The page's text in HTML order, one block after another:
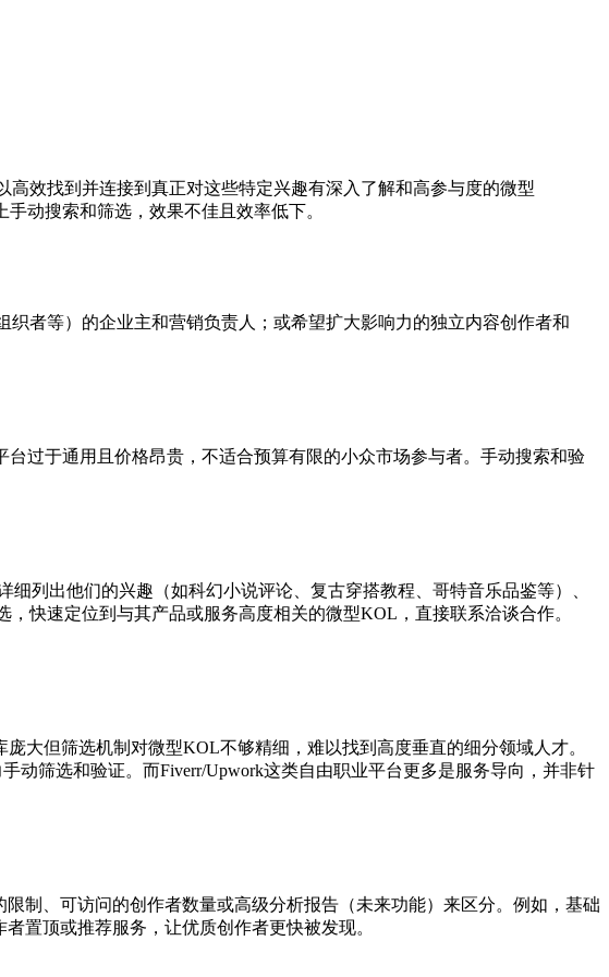
效找到并连接到真正对这些特定兴趣有深入了解和高参与度的微型
动搜索和筛选，效果不佳且效率低下。
者等）的企业主和营销负责人；或希望扩大影响力的独立内容创作者和
过于通用且价格昂贵，不适合预算有限的小众市场参与者。手动搜索和验
列出他们的兴趣（如科幻小说评论、复古穿搭教程、哥特音乐品鉴等）、
快速定位到与其产品或服务高度相关的微型KOL，直接联系洽谈合作。
大但筛选机制对微型KOL不够精细，难以找到高度垂直的细分领域人才。
动筛选和验证。而Fiverr/Upwork这类自由职业平台更多是服务导向，并非针
制、可访问的创作者数量或高级分析报告（未来功能）来区分。例如，基础
置顶或推荐服务，让优质创作者更快被发现。